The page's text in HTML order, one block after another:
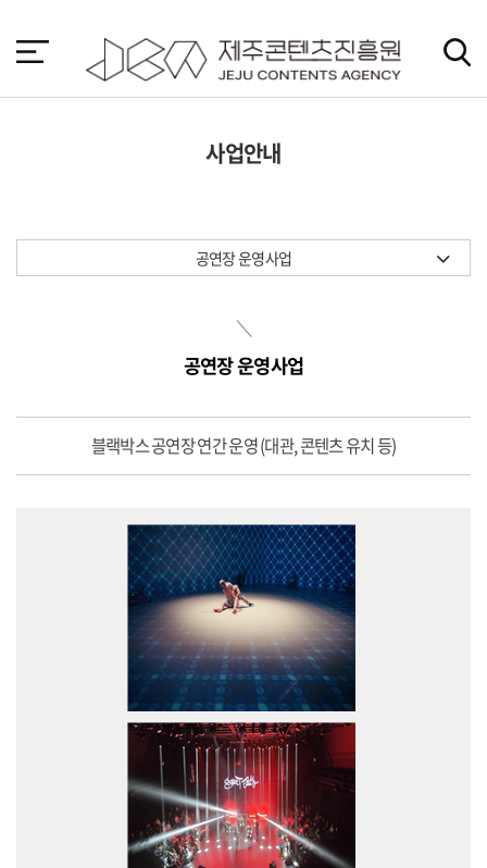
바
가
사업안내
공연장 운영사업
공연장 운영사업
블랙박스 공연장 연간 운영 (대관, 콘텐츠 유치 등)